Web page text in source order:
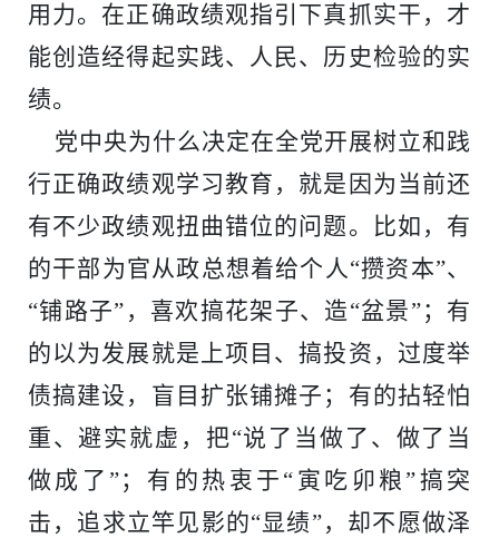
用力。在正确政绩观指引下真抓实干，才
能创造经得起实践、人民、历史检验的实
绩。
党中央为什么决定在全党开展树立和践
行正确政绩观学习教育，就是因为当前还
有不少政绩观扭曲错位的问题。比如，有
的干部为官从政总想着给个人“攒资本”、
“铺路子”，喜欢搞花架子、造“盆景”；有
的以为发展就是上项目、搞投资，过度举
债搞建设，盲目扩张铺摊子；有的拈轻怕
重、避实就虚，把“说了当做了、做了当
做成了”；有的热衷于“寅吃卯粮”搞突
击，追求立竿见影的“显绩”，却不愿做泽